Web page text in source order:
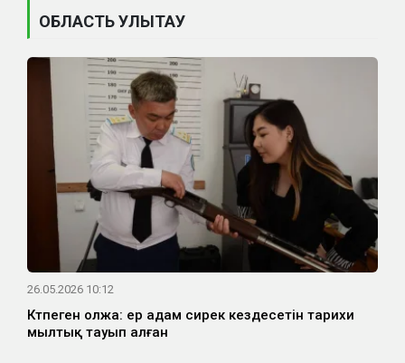
ОБЛАСТЬ УЛЫТАУ
26.05.2026 10:12
Күтпеген олжа: ер адам сирек кездесетін тарихи
мылтық тауып алған